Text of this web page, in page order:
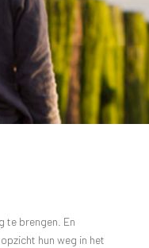
te brengen. En
hun weg in het